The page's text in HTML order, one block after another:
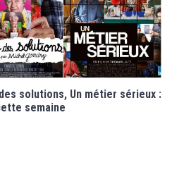
solutions, Un métier sérieux :
semaine